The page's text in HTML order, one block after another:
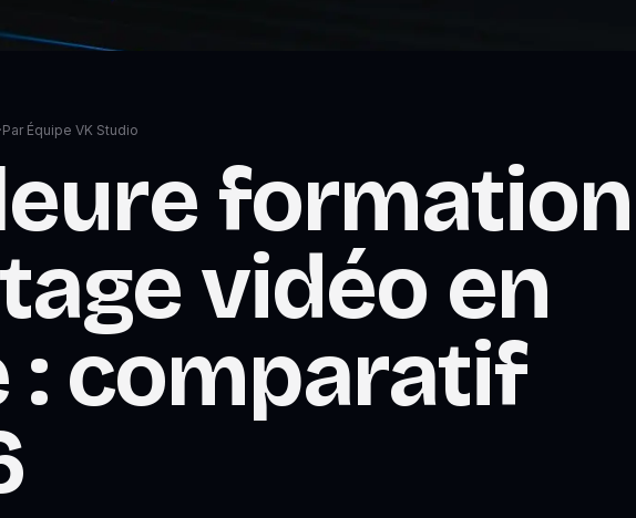
·Par Équipe VK Studio
formation
vidéo en
: comparatif